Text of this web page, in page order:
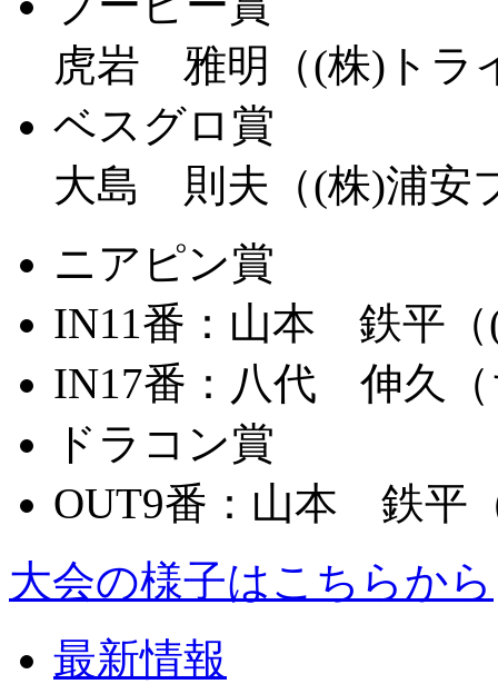
虎岩 雅明（(株)トラ
ベスグロ賞
大島 則夫（(株)浦安
ニアピン賞
IN11番： 山本 鉄平（
IN17番： 八代 伸久（
ドラコン賞
OUT9番： 山本 鉄平
大会の様子はこちらから
最新情報